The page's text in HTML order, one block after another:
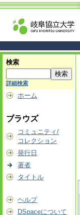
検索
詳細検索
ホーム
ブラウズ
コミュニティ/
コレクション
発行日
著者
タイトル
ヘルプ
DSpaceについて